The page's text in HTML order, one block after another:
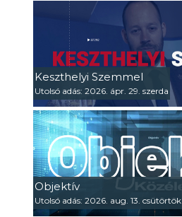
Keszthelyi Szemmel
Utolsó adás: 2026. ápr. 29. szerda
Objektív
Utolsó adás: 2026. aug. 13. csütörtök